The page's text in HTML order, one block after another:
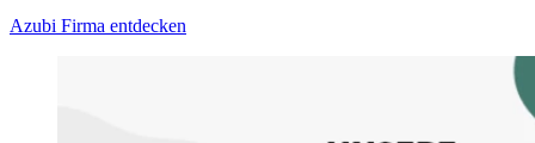
Azubi Firma entdecken